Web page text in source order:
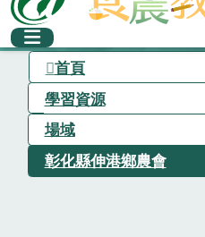
首頁
學習資源
場域
彰化縣伸港鄉農會